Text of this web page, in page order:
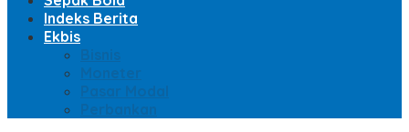
Indeks Berita
Ekbis
Bisnis
Moneter
Pasar Modal
Perbankan